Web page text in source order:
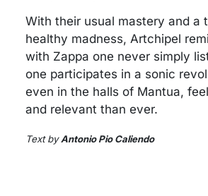
With their usual mastery and a
healthy madness, Artchipel
with Zappa one never simply
one participates in a sonic
even in the halls of Mantua,
and relevant than ever.
Text byAntonio Pio Caliendo